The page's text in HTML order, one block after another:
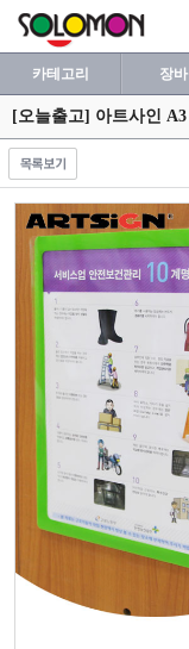
카테고리 장
[오늘출고] 아트사인